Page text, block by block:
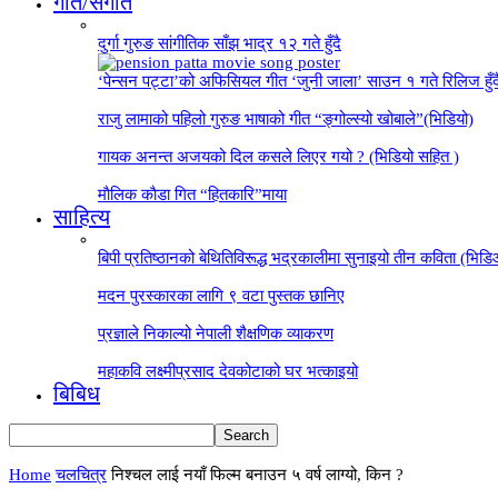
दुर्गा गुरुङ सांगीतिक साँझ भाद्र १२ गते हुँदै
‘पेन्सन पट्टा’को अफिसियल गीत ‘जुनी जाला’ साउन १ गते रिलिज
राजु लामाको पहिलो गुरुङ भाषाको गीत “ङ्गोल्स्यो खोबाले”(भिडियो)
गायक अनन्त अजयको दिल कसले लिएर गयो ? (भिडियो सहित )
माैलिक काैडा गित “हितकारि”माया
साहित्य
बिपी प्रतिष्ठानको बेथितिविरूद्ध भद्रकालीमा सुनाइयो तीन कविता
मदन पुरस्कारका लागि ९ वटा पुस्तक छानिए
प्रज्ञाले निकाल्यो नेपाली शैक्षणिक व्याकरण
महाकवि लक्ष्मीप्रसाद देवकोटाको घर भत्काइयो
बिबिध
Home चलचित्र निश्चल लाई नयाँ फिल्म बनाउन ५ वर्ष लाग्यो, किन ?